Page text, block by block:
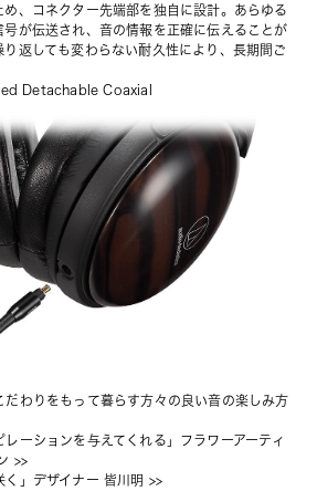
、コネクター先端部を独自に設計。あらゆる
が伝送され、音の情報を正確に伝えることが
返しても変わらない耐久性により、長期間ご
Detachable Coaxial
だわりをもって暮らす方々の良い音の楽しみ方
レーションを与えてくれる」フラワーアーティ
>>
く」デザイナー 皆川明 >>